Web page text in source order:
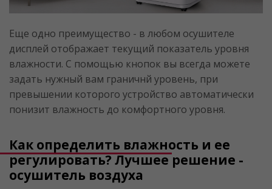
Еще одно преимущество - в любом осушителе
дисплей отображает текущий показатель уровня
влажности. С помощью кнопок вы всегда можете
задать нужный вам граничнй уровень, при
превышении которого устройство автоматически
понизит влажность до комфортного уровня.
Как определить влажность и ее
регулировать? Лучшее решение -
осушитель воздуха